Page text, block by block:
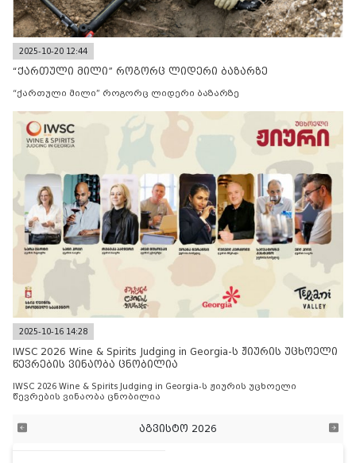
2025-10-20 12:44
“ქართული მილი” როგორც ლიდერი ბაზარზე
“ქართული მილი” როგორც ლიდერი ბაზარზე
2025-10-16 14:28
IWSC 2026 Wine & Spirits Judging in Georgia-ს ჟიურის უცხოელი
წევრების ვინაობა ცნობილია
IWSC 2026 Wine & Spirits Judging in Georgia-ს ჟიურის უცხოელი
წევრების ვინაობა ცნობილია
აგვისტო 2026